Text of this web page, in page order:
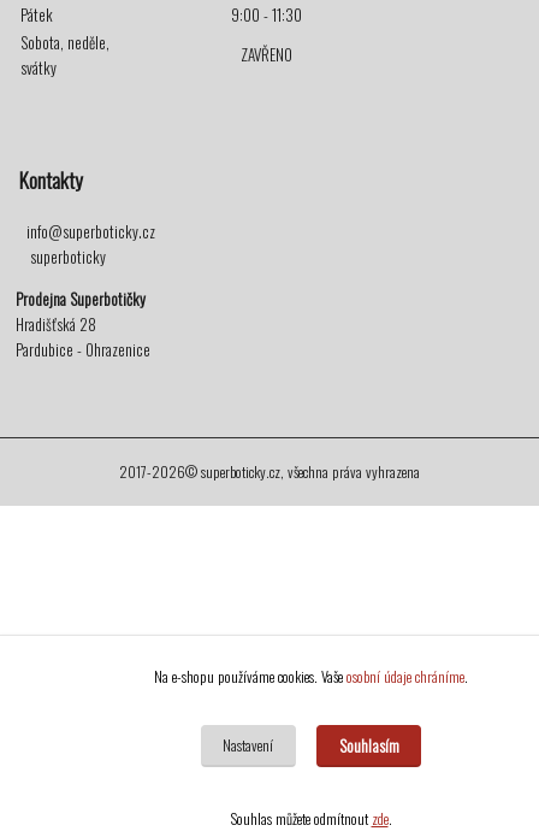
Pátek
9:00 - 11:30
Sobota, neděle,
svátky
ZAVŘENO
Kontakty
info@superboticky.cz
superboticky
Prodejna Superbotičky
Hradišťská 28
Pardubice - Ohrazenice
2017-2026© superboticky.cz, všechna práva vyhrazena
Na e-shopu používáme cookies. Vašeosobní údaje chráníme.
Nastavení Souhlasím
Souhlas můžete odmítnoutzde.